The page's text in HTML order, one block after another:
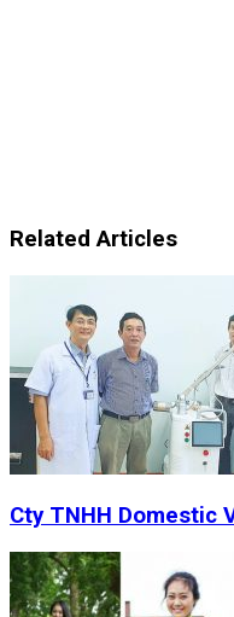
Related Articles
Cty TNHH Domestic